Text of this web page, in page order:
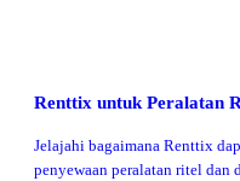
Renttix untuk Peralatan
Jelajahi bagaimana Renttix
penyewaan peralatan ritel dan